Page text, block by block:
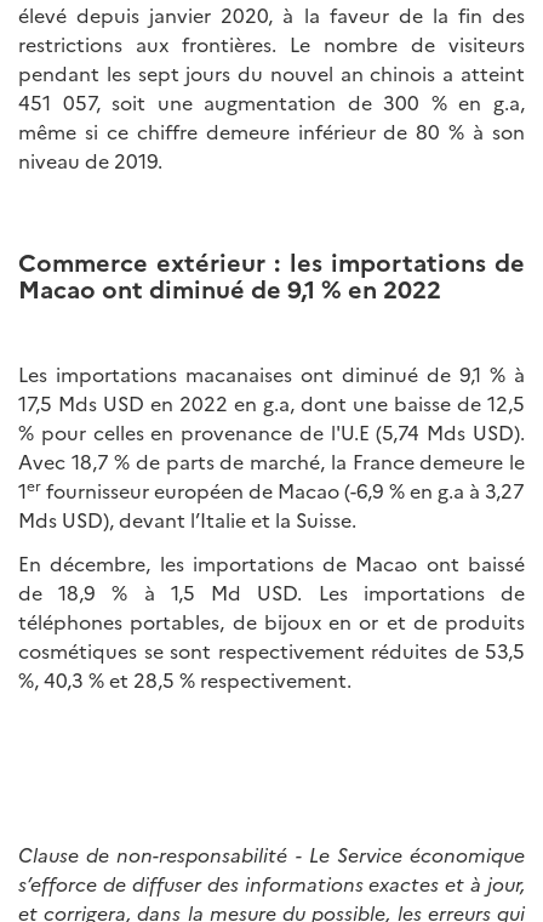
élevé depuis janvier 2020, à la faveur de la fin des
restrictions aux frontières. Le nombre de visiteurs
pendant les sept jours du nouvel an chinois a atteint
451 057, soit une augmentation de 300 % en g.a,
même si ce chiffre demeure inférieur de 80 % à son
niveau de 2019.
Commerce extérieur : les importations de
Macao ont diminué de 9,1 % en 2022
Les importations macanaises ont diminué de 9,1 % à
17,5 Mds USD en 2022 en g.a, dont une baisse de 12,5
% pour celles en provenance de l'U.E (5,74 Mds USD).
Avec 18,7 % de parts de marché, la France demeure le
1er fournisseur européen de Macao (-6,9 % en g.a à 3,27
Mds USD), devant l’Italie et la Suisse.
En décembre, les importations de Macao ont baissé
de 18,9 % à 1,5 Md USD. Les importations de
téléphones portables, de bijoux en or et de produits
cosmétiques se sont respectivement réduites de 53,5
%, 40,3 % et 28,5 % respectivement.
Clause de non-responsabilité - Le Service économique
s’efforce de diffuser des informations exactes et à jour,
et corrigera, dans la mesure du possible, les erreurs qui